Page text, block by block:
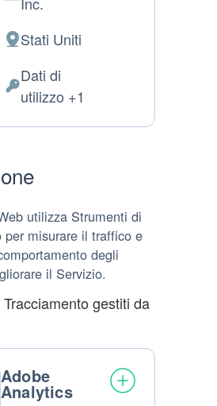
Luogo
del
trattamento:
Stati Uniti
Dati
Dati di
utilizzo +1
utilizza Strumenti di
per misurare il traffico e
degli
il Servizio.
gestiti da
Adobe
Analytics